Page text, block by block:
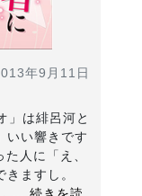
年9月11日
」は緋呂河と
いい響きです
人に「え、
ますし。